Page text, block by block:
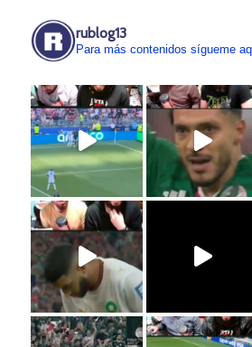
rublog13
Para más contenidos sígueme